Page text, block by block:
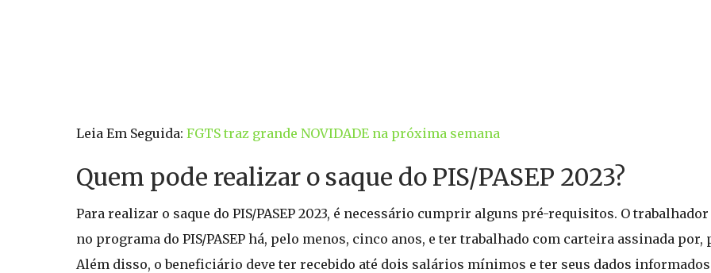
Leia Em Seguida: FGTS traz grande NOVIDADE na próxima semana
Quem pode realizar o saque do PIS/PASEP 2023?
Para realizar o saque do PIS/PASEP 2023, é necessário cumprir alguns pré-requisitos. O
no programa do PIS/PASEP há, pelo menos, cinco anos, e ter trabalhado com carteira assinada por,
Além disso, o beneficiário deve ter recebido até dois salários mínimos e ter seus dados